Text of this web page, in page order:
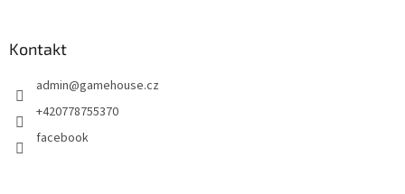
Kontakt
admin@gamehouse.cz
+420778755370
facebook